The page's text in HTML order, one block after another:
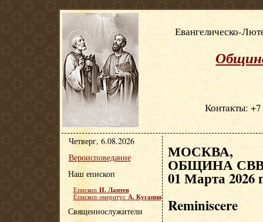
Евангелическо-
Контакты: +7
МОСКВА,
ОБЩИНА
01 Марта 2026
Reminiscere
Четверг, 6.08.2026
Вероисповедание
Наш епископ
Епископ И. Лаптев
Епископ-эмеритус А. Кугаппи
Священнослужители